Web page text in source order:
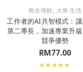
商业理财, 大将·生活
工作者的AI共智模式：
第二專長，加速專業升
競爭優勢
RM77.00